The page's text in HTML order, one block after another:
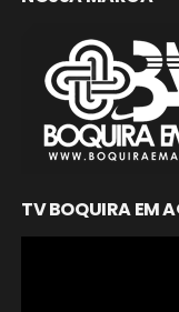
TV BOQUIRA EM